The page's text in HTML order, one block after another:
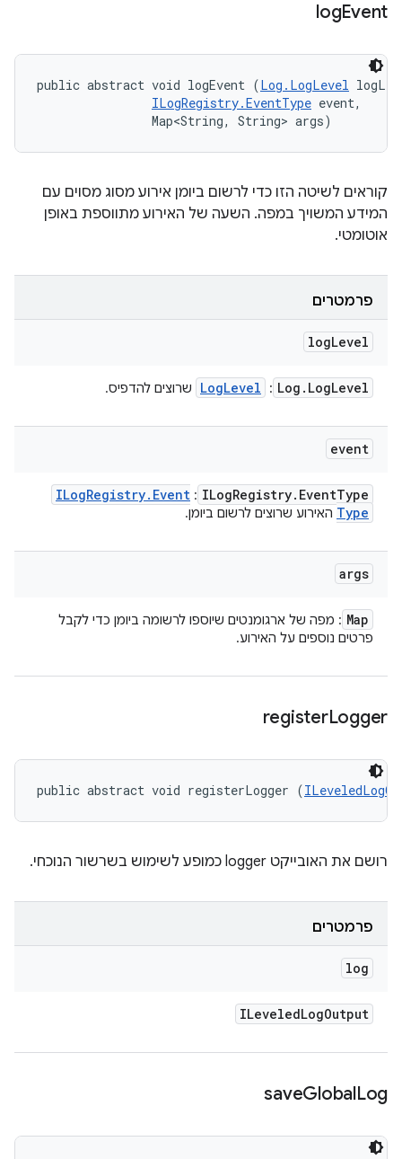
logEvent
public abstract void logEvent (Log.LogLevel
ILogRegistry.EventType event,
                Map<String, String> args)
קוראים לשיטה הזו כדי לרשום ביומן אירוע מסוג מסוים עם
המידע המשויך במפה. השעה של האירוע מתווספת באופן
אוטומטי.
פרמטרים
logLevel
Log . LogLevel
:
LogLevel שרוצים להדפיס.
event
ILogRegistry. EventType
:
ILogRegistry. Event
Type האירוע שרוצים לרשום ביומן.
args
Map : מפה של ארגומנטים שיוספו לרשומה ביומן כדי לקבל
פרטים נוספים על האירוע.
registerLogger
public abstract void registerLogger (
רושם את האובייקט logger כמופע לשימוש בשרשור הנוכחי.
פרמטרים
log
ILeveledLogOutput
saveGlobalLog